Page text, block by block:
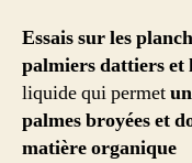
Essais sur les
palmiers dattiers
liquide qui permet
palmes broyées et
matière organique